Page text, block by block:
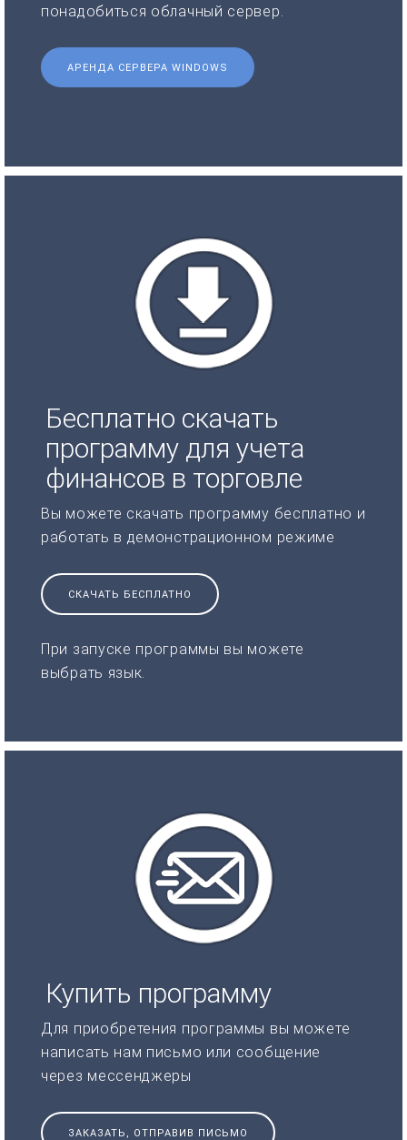
понадобиться облачный сервер.
АРЕНДА СЕРВЕРА WINDOWS
Бесплатно скачать
программу для учета
финансов в торговле
Вы можете скачать программу бесплатно и
работать в демонстрационном режиме
СКАЧАТЬ БЕСПЛАТНО
При запуске программы вы можете
выбрать язык.
Купить программу
Для приобретения программы вы можете
написать нам письмо или сообщение
через мессенджеры
ЗАКАЗАТЬ, ОТПРАВИВ ПИСЬМО